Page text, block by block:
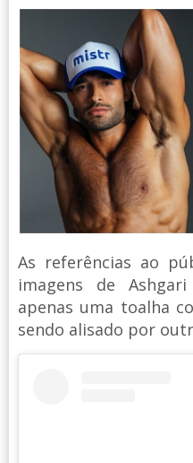
As referências ao
imagens de
apenas uma toalha
sendo alisado por